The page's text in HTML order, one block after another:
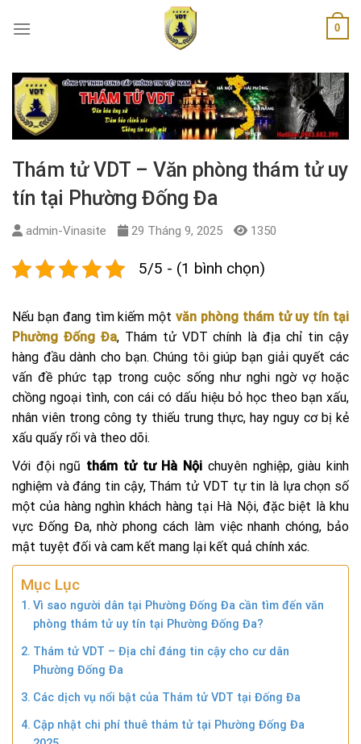
0
Thám tử VDT – Văn phòng thám tử uy
tín tại Phường Đống Đa
admin-Vinasite 29 Tháng 9, 2025 1350
5/5 - (1 bình chọn)
Nếu bạn đang tìm kiếm một văn phòng thám tử uy tín tại
Phường Đống Đa, Thám tử VDT chính là địa chỉ tin cậy
hàng đầu dành cho bạn. Chúng tôi giúp bạn giải quyết các
vấn đề phức tạp trong cuộc sống như nghi ngờ vợ hoặc
chồng ngoại tình, con cái có dấu hiệu bỏ học theo bạn xấu,
nhân viên trong công ty thiếu trung thực, hay nguy cơ bị kẻ
xấu quấy rối và theo dõi.
Với đội ngũ thám tử tư Hà Nội chuyên nghiệp, giàu kinh
nghiệm và đáng tin cậy, Thám tử VDT tự tin là lựa chọn số
một của hàng nghìn khách hàng tại Hà Nội, đặc biệt là khu
vực Đống Đa, nhờ phong cách làm việc nhanh chóng, bảo
mật tuyệt đối và cam kết mang lại kết quả chính xác.
Mục Lục
Vì sao người dân tại Phường Đống Đa cần tìm đến văn
phòng thám tử uy tín tại Phường Đống Đa?
Thám tử VDT – Địa chỉ đáng tin cậy cho cư dân
Phường Đống Đa
Các dịch vụ nổi bật của Thám tử VDT tại Đống Đa
Cập nhật chi phí thuê thám tử tại Phường Đống Đa